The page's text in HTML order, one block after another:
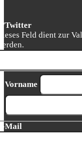
Twitter
Feld dient zur
Vorname
Mail